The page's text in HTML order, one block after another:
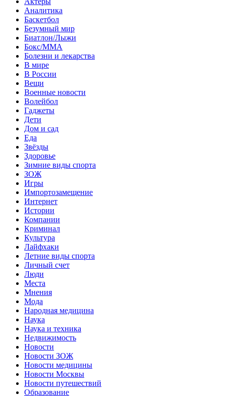
Аналитика
Баскетбол
Безумный мир
Биатлон/Лыжи
Бокс/MMA
Болезни и лекарства
В мире
В России
Вещи
Военные новости
Волейбол
Гаджеты
Дети
Дом и сад
Еда
Звёзды
Здоровье
Зимние виды спорта
ЗОЖ
Игры
Импортозамещение
Интернет
Истории
Компании
Криминал
Культура
Лайфхаки
Летние виды спорта
Личный счет
Люди
Места
Мнения
Мода
Народная медицина
Наука
Наука и техника
Недвижимость
Новости
Новости ЗОЖ
Новости медицины
Новости Москвы
Новости путешествий
Образование